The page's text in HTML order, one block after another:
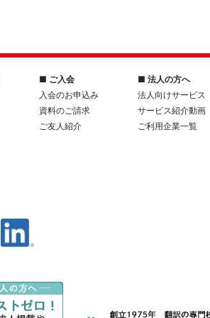
■ ご入会
入会のお申込み
資料のご請求
ご友人紹介
■ 法人の方へ
法人向けサービス
サービス紹介動画
ご利用企業一覧